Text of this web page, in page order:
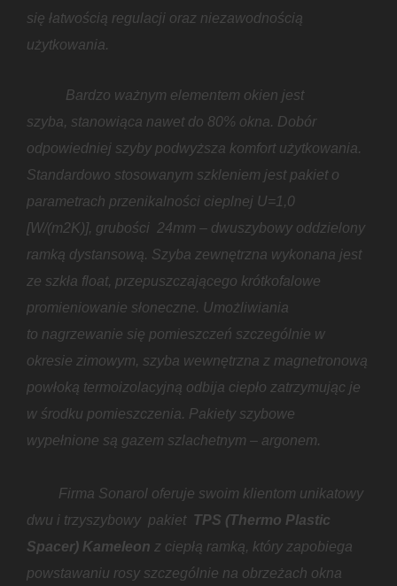
się łatwością regulacji oraz niezawodnością
użytkowania.
Bardzo ważnym elementem okien jest
szyba, stanowiąca nawet do 80% okna. Dobór
odpowiedniej szyby podwyższa komfort użytkowania.
Standardowo stosowanym szkleniem jest pakiet o
parametrach przenikalności cieplnej U=1,0
[W/(m2K)], grubości 24mm – dwuszybowy oddzielony
ramką dystansową. Szyba zewnętrzna wykonana jest
ze szkła float, przepuszczającego krótkofalowe
promieniowanie słoneczne. Umożliwiania
to nagrzewanie się pomieszczeń szczególnie w
okresie zimowym, szyba wewnętrzna z magnetronową
powłoką termoizolacyjną odbija ciepło zatrzymując je
w środku pomieszczenia. Pakiety szybowe
wypełnione są gazem szlachetnym – argonem.
Firma Sonarol oferuje swoim klientom unikatowy
dwu i trzyszybowy pakiet TPS (Thermo Plastic
Spacer) Kameleon z ciepłą ramką, który zapobiega
powstawaniu rosy szczególnie na obrzeżach okna